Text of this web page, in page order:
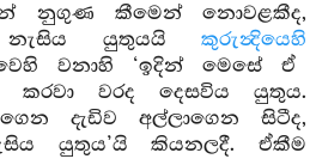
නුගුණ කීමෙන් නොවළකීද,
නැසිය යුතුයයි කුරුන්‍දියෙහි
වනාහි ‘ඉදින් මෙසේ ඒ
කරවා වරද දෙසවිය යුතුය.
දැඩිව අල්ලාගෙන සිටීද,
යුතුය’යි කියනලදී. ඒකීම